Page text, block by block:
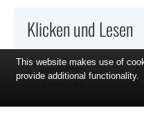
Klicken und Lesen
Apotheken
This website makes use of
provide additional functionality.